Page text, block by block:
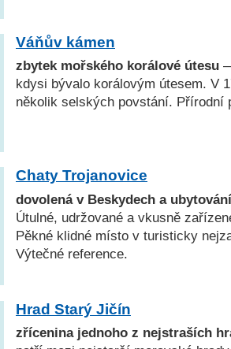
Váňův kámen
zbytek mořského korálové útesu
kdysi bývalo korálovým útesem. V
několik selských povstání. Přírodní
Chaty Trojanovice
dovolená v Beskydech a
Útulné, udržované a vkusně
Pěkné klidné místo v turisticky
Výtečné reference.
Hrad Starý Jičín
zřícenina jednoho z nejstraších